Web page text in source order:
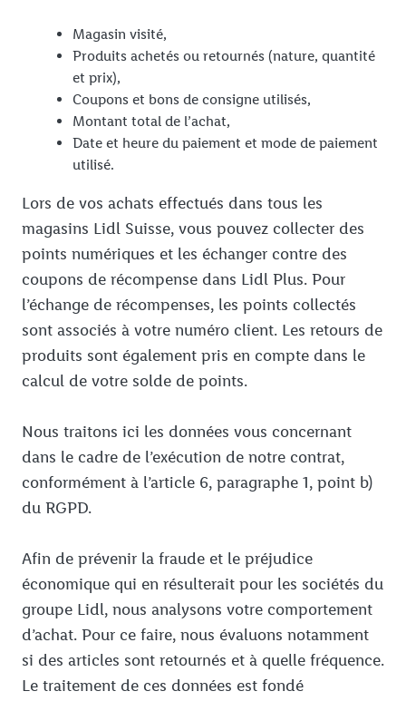
Magasin visité,
Produits achetés ou retournés (nature, quantité
et prix),
Coupons et bons de consigne utilisés,
Montant total de l’achat,
Date et heure du paiement et mode de paiement
utilisé.
Lors de vos achats effectués dans tous les
magasins Lidl Suisse, vous pouvez collecter des
points numériques et les échanger contre des
coupons de récompense dans Lidl Plus. Pour
l’échange de récompenses, les points collectés
sont associés à votre numéro client. Les retours de
produits sont également pris en compte dans le
calcul de votre solde de points.
Nous traitons ici les données vous concernant
dans le cadre de l’exécution de notre contrat,
conformément à l’article 6, paragraphe 1, point b)
du RGPD.
Afin de prévenir la fraude et le préjudice
économique qui en résulterait pour les sociétés du
groupe Lidl, nous analysons votre comportement
d’achat. Pour ce faire, nous évaluons notamment
si des articles sont retournés et à quelle fréquence.
Le traitement de ces données est fondé